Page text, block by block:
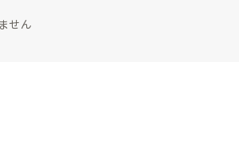
ど開催できればと思っております。
はアドベンチャーワールドのパンダ🐼優
）の名付け親です。
せん